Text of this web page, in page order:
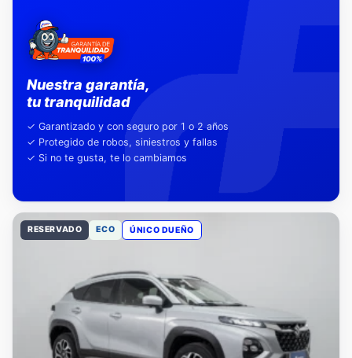
Nuestra garantía,
✓ Garantizado y con seguro por 1 o 2 años
✓ Protegido de robos, siniestros y fallas
RESERVADO ECO